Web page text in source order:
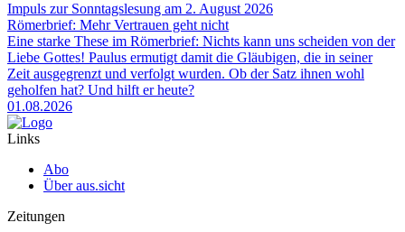
Impuls zur Sonntagslesung am 2. August 2026
Römerbrief: Mehr Vertrauen geht nicht
Eine starke These im Römerbrief: Nichts kann uns scheiden von der
Liebe Gottes! Paulus ermutigt damit die Gläubigen, die in seiner
Zeit ausgegrenzt und verfolgt wurden. Ob der Satz ihnen wohl
geholfen hat? Und hilft er heute?
01.08.2026
Links
Abo
Über aus.sicht
Zeitungen